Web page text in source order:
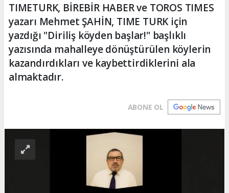
TIMETURK, BİREBİR HABER ve TOROS TIMES
yazarı Mehmet ŞAHİN, TIME TURK için
yazdığı "Diriliş köyden başlar!" başlıklı
yazısında mahalleye dönüştürülen köylerin
kazandırdıkları ve kaybettirdiklerini ala
almaktadır.
ABONE OL